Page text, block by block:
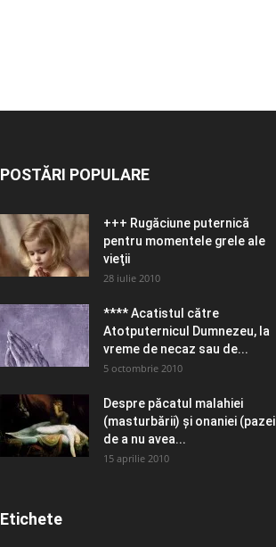
POSTĂRI POPULARE
+++ Rugăciune puternică
pentru momentele grele ale
vieţii
28 iulie 2010
**** Acatistul către
Atotputernicul Dumnezeu, la
vreme de necaz sau de...
5 octombrie 2010
Despre păcatul malahiei
(masturbării) şi onaniei (pazei
de a nu avea...
15 aprilie 2010
Etichete